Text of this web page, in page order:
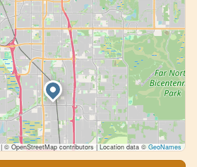
|© OpenStreetMap contributors | Location data ©GeoNames